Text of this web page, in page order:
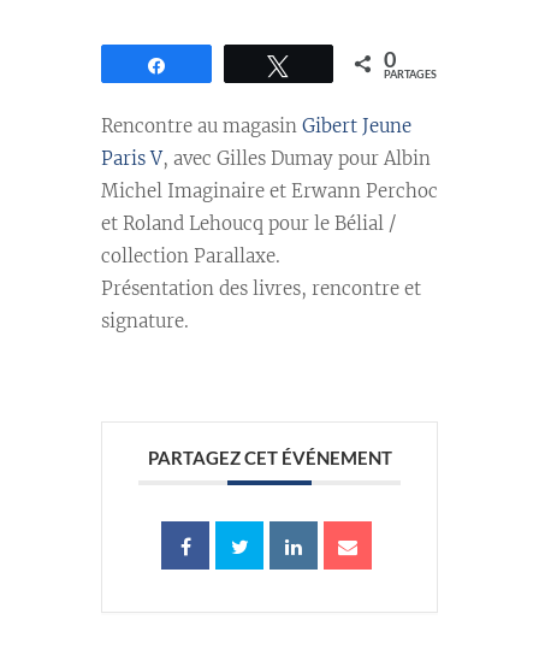
Tweetez 0
PARTAGES
Rencontre au magasin Gibert Jeune
Paris V, avec Gilles Dumay pour Albin
Michel Imaginaire et Erwann Perchoc
et Roland Lehoucq pour le Bélial /
collection Parallaxe.
Présentation des livres, rencontre et
signature.
PARTAGEZ CET ÉVÉNEMENT